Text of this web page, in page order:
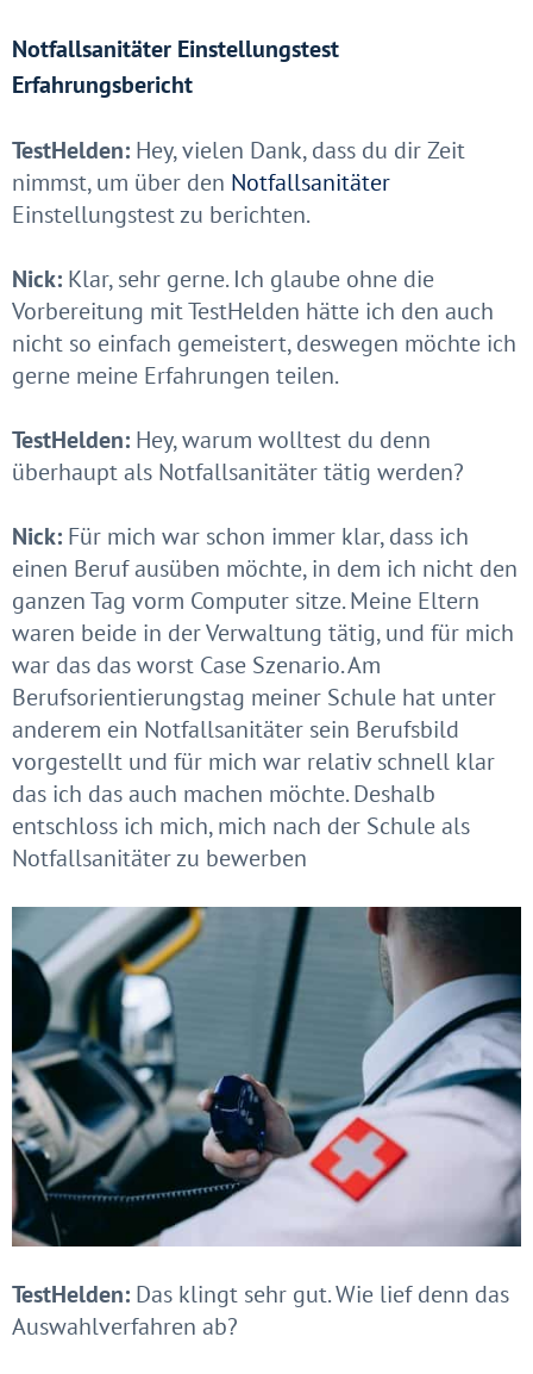
Notfallsanitäter Einstellungstest
Erfahrungsbericht
TestHelden: Hey, vielen Dank, dass du dir Zeit
nimmst, um über den Notfallsanitäter
Einstellungstest zu berichten.
Nick: Klar, sehr gerne. Ich glaube ohne die
Vorbereitung mit TestHelden hätte ich den auch
nicht so einfach gemeistert, deswegen möchte ich
gerne meine Erfahrungen teilen.
TestHelden: Hey, warum wolltest du denn
überhaupt als Notfallsanitäter tätig werden?
Nick: Für mich war schon immer klar, dass ich
einen Beruf ausüben möchte, in dem ich nicht den
ganzen Tag vorm Computer sitze. Meine Eltern
waren beide in der Verwaltung tätig, und für mich
war das das worst Case Szenario. Am
Berufsorientierungstag meiner Schule hat unter
anderem ein Notfallsanitäter sein Berufsbild
vorgestellt und für mich war relativ schnell klar
das ich das auch machen möchte. Deshalb
entschloss ich mich, mich nach der Schule als
Notfallsanitäter zu bewerben
TestHelden: Das klingt sehr gut. Wie lief denn das
Auswahlverfahren ab?